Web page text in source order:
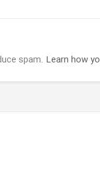
spam. Learn how